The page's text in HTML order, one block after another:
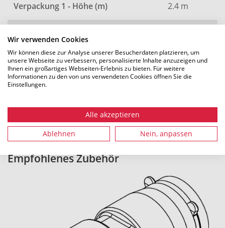
Wir verwenden Cookies
Wir können diese zur Analyse unserer Besucherdaten platzieren, um
unsere Webseite zu verbessern, personalisierte Inhalte anzuzeigen und
Ihnen ein großartiges Webseiten-Erlebnis zu bieten. Für weitere
Informationen zu den von uns verwendeten Cookies öffnen Sie die
Einstellungen.
Alle akzeptieren
Ablehnen Nein, anpassen
Verpackung 1 - Höhe (m) 2.4 m
Verpackung 1 - Länge (m)
Artikelnummer 2772
Alle Maße in mm. Technische Änderungen vorbehalten.
Empfohlenes Zubehör